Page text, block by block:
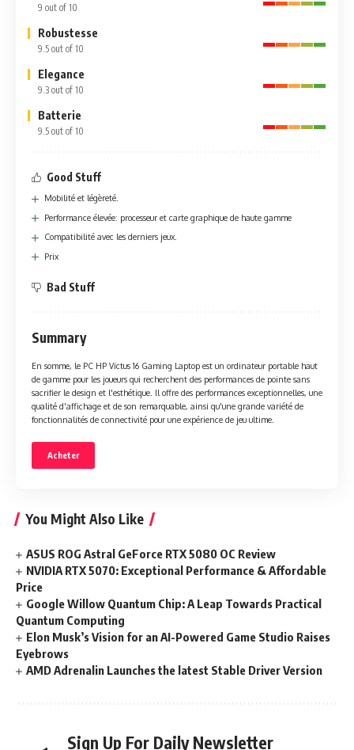
9 out of 10
Robustesse
9.5 out of 10
Elegance
9.3 out of 10
Batterie
9.5 out of 10
Good Stuff
Mobilité et légèreté.
Performance élevée: processeur et carte graphique de haute gamme
Compatibilité avec les derniers jeux.
Prix
Bad Stuff
Summary
En somme, le PC HP Victus 16 Gaming Laptop est un ordinateur portable haut
de gamme pour les joueurs qui recherchent des performances de pointe sans
sacrifier le design et l'esthétique. Il offre des performances exceptionnelles, une
qualité d'affichage et de son remarquable, ainsi qu'une grande variété de
fonctionnalités de connectivité pour une expérience de jeu ultime.
Acheter
You Might Also Like
ASUS ROG Astral GeForce RTX 5080 OC Review
NVIDIA RTX 5070: Exceptional Performance & Affordable
Price
Google Willow Quantum Chip: A Leap Towards Practical
Quantum Computing
Elon Musk’s Vision for an AI-Powered Game Studio Raises
Eyebrows
AMD Adrenalin Launches the latest Stable Driver Version
Sign Up For Daily Newsletter